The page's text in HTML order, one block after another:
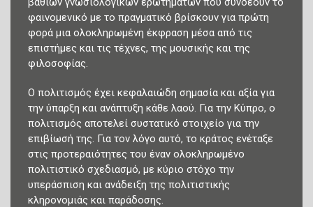
φαινομενικό με το πραγματικό βρίσκουν για πρώτη
φορά μια ολοκληρωμένη έκφραση μέσα από τις
επιστήμες και τις τέχνες, της μουσικής και της
φιλοσοφίας.
Ο πολιτισμός έχει κεφαλαιώδη σημασία και αξία για
την ύπαρξη και ανάπτυξη κάθε λαού. Για την Κύπρο, ο
πολιτισμός αποτελεί συστατικό στοιχείο για την
επιβίωσή της. Για τον λόγο αυτό, το κράτος ενέταξε
στις προτεραιότητες του έναν ολοκληρωμένο
πολιτιστικό σχεδιασμό, με κύριο στόχο την
υπεράσπιση και ανάδειξη της πολιτιστικής
κληρονομιάς και παράδοσης.